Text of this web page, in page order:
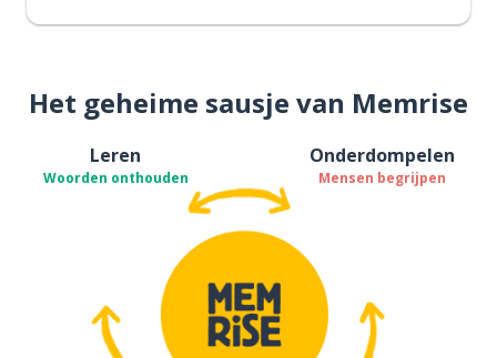
Het geheime sausje van Memrise
Leren
Woorden onthouden
Onderdompelen
Mensen begrijpen